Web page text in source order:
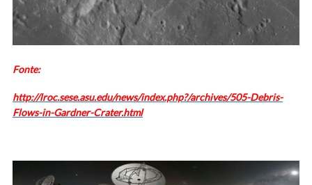
Fonte:
http://lroc.sese.asu.edu/news/index.php?/archives/505-Debris-
Flows-in-Gardner-Crater.html